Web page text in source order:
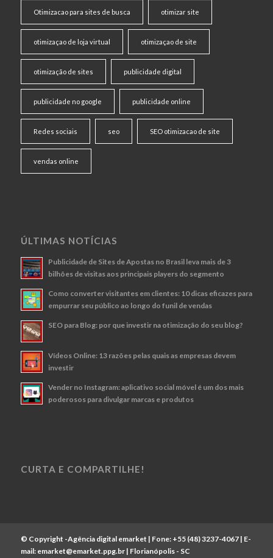
Otimizacao para sites de busca otimizar site
otimizaçao de loja virtual otimizaçao de site
otimização de sites publicidade digital
publicidade no google publicidade online
Redes sociais seo SEO otimizacao de site
vendas online
ÚLTIMAS NOTÍCIAS
Publicidade de Sites de Apostas no Brasil leva mais de 3
bilhões de visitas aos principais players do segmento
Como converter visitantes em clientes: 10 dicas eficazes para
empurrar seu público ao longo do funil de vendas
SEO para Blog: por que investir na otimização do seu blog?
Vídeos Online: 13 razões pelas quais as empresas devem
investir
Vender no Instagram: aplicativo social móvel é um dos mais
poderosos para divulgar marcas e produtos
CURTA E COMPARTILHE!
© Copyright -Agência digital emarket | Fone: +55 (48) 3237-4067| E-
mail: emarket@emarket.ppg.br| Florianópolis - SC